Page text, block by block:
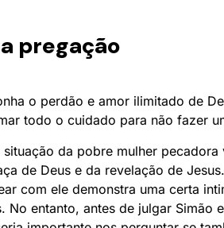
pregação
o perdão e amor ilimitado de
todo o cuidado para não fazer
da pobre mulher
de Deus e da revelação de
com ele demonstra uma certa
No entanto, antes de julgar